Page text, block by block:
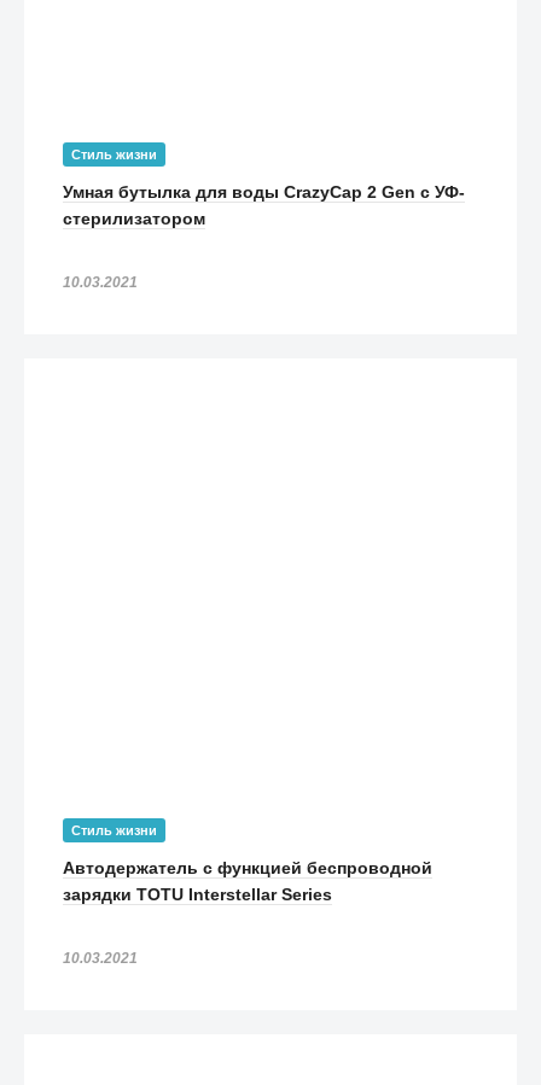
Стиль жизни
Умная бутылка для воды CrazyCap 2 Gen с УФ-
стерилизатором
10.03.2021
Стиль жизни
Автодержатель с функцией беспроводной
зарядки TOTU Interstellar Series
10.03.2021